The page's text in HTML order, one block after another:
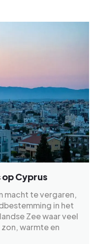
Cyprus
macht te vergaren,
in het
Zee waar veel
warmte en